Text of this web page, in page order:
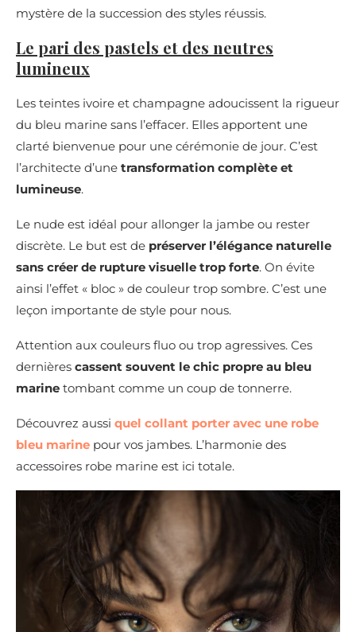
mystère de la succession des styles réussis.
Le pari des pastels et des neutres
lumineux
Les teintes ivoire et champagne adoucissent la rigueur
du bleu marine sans l’effacer. Elles apportent une
clarté bienvenue pour une cérémonie de jour. C’est
l’architecte d’une transformation complète et
lumineuse.
Le nude est idéal pour allonger la jambe ou rester
discrète. Le but est de préserver l’élégance naturelle
sans créer de rupture visuelle trop forte. On évite
ainsi l’effet « bloc » de couleur trop sombre. C’est une
leçon importante de style pour nous.
Attention aux couleurs fluo ou trop agressives. Ces
dernières cassent souvent le chic propre au bleu
marine tombant comme un coup de tonnerre.
Découvrez aussi quel collant porter avec une robe
bleu marine pour vos jambes. L’harmonie des
accessoires robe marine est ici totale.